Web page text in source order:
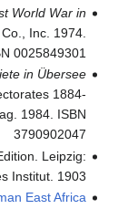
World War in
Co., Inc. 1974.
0025849301
in Übersee
1884-
1984. ISBN
3790902047
Edition. Leipzig:
Institut. 1903.
East Africa